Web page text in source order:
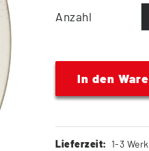
Anzahl
In den
Lieferzeit: 1-3